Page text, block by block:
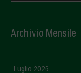
Archivio Mensile
Luglio 2026